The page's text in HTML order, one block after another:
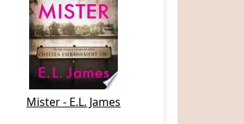
Mister - E.L. James